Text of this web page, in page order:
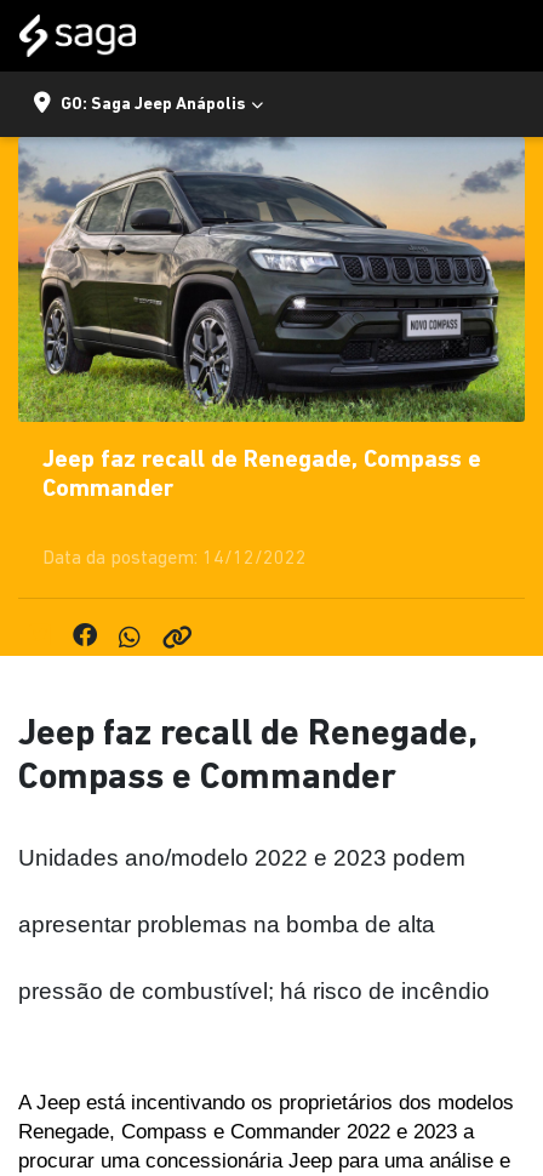
GO: Saga Jeep Anápolis
Jeep faz recall de Renegade, Compass e
Commander
Data da postagem: 14/12/2022
Jeep faz recall de Renegade,
Compass e Commander
Unidades ano/modelo 2022 e 2023 podem
apresentar problemas na bomba de alta
pressão de combustível; há risco de incêndio
A Jeep está incentivando os proprietários dos modelos
Renegade, Compass e Commander 2022 e 2023 a
procurar uma concessionária Jeep para uma análise e